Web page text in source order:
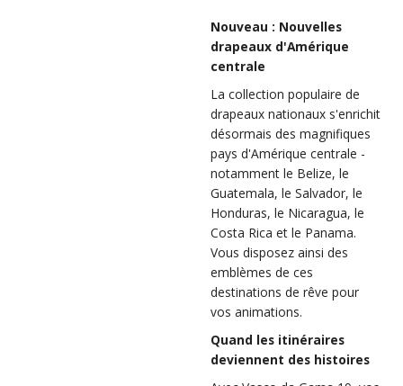
Nouveau : Nouvelles
drapeaux d'Amérique
centrale
La collection populaire de
drapeaux nationaux s'enrichit
désormais des magnifiques
pays d'Amérique centrale -
notamment le Belize, le
Guatemala, le Salvador, le
Honduras, le Nicaragua, le
Costa Rica et le Panama.
Vous disposez ainsi des
emblèmes de ces
destinations de rêve pour
vos animations.
Quand les itinéraires
deviennent des histoires